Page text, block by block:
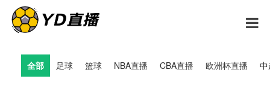
全部 足球 篮球 NBA直播 CBA直播 欧洲杯直播